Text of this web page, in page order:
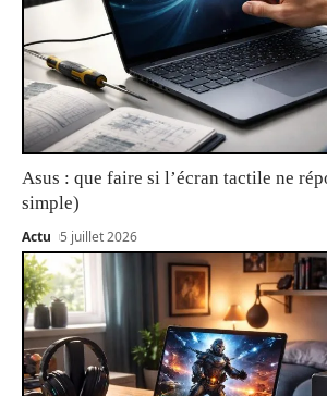
Asus : que faire si l’écran tactile ne
simple)
Actu 5 juillet 2026